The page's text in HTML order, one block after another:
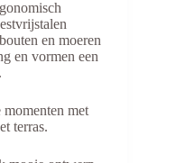
en moeren
en vormen een
met
terras.